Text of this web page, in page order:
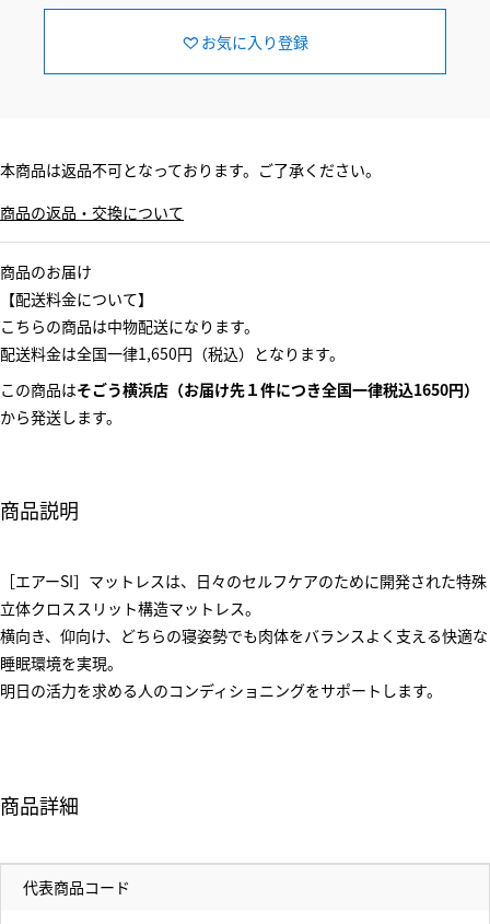
お気に入り登録
本商品は返品不可となっております。ご了承ください。
商品の返品・交換について
商品のお届け
【配送料金について】
こちらの商品は中物配送になります。
配送料金は全国一律1,650円（税込）となります。
この商品はそごう横浜店（お届け先１件につき全国一律税込1650円）
から発送します。
商品説明
［エアーSI］マットレスは、日々のセルフケアのために開発された特殊
立体クロススリット構造マットレス。
横向き、仰向け、どちらの寝姿勢でも肉体をバランスよく支える快適な
睡眠環境を実現。
明日の活力を求める人のコンディショニングをサポートします。
商品詳細
代表商品コード